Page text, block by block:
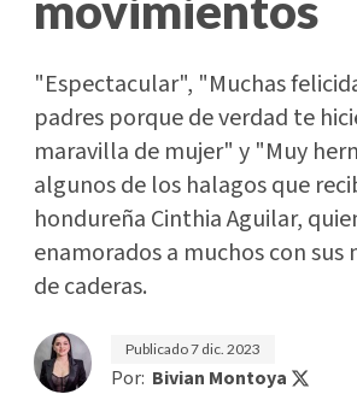
"Espectacular", "Muchas
padres porque de verdad te
maravilla de mujer" y "Muy
algunos de los halagos que
hondureña Cinthia Aguilar,
enamorados a muchos con
de caderas.
Publicado7 dic. 2023
Por: Bivian Montoya